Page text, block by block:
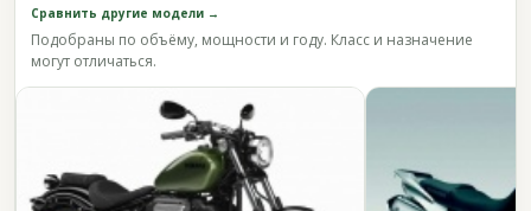
Сравнить другие модели →
Подобраны по объёму, мощности и году. Класс и назначение
могут отличаться.